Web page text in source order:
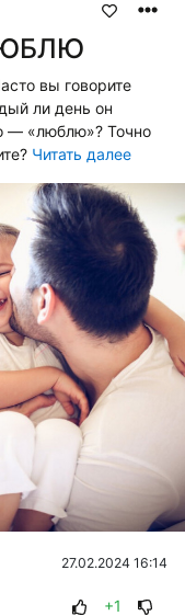
вы говорите
ли день он
— «люблю»? Точно
Читать далее
27.02.2024 16:14
+1